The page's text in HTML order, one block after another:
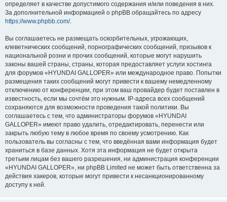
определяет в качестве допустимого содержания и/или поведения в них.
За дополнительной информацией о phpBB обращайтесь по адресу
https://www.phpbb.com/.
Вы соглашаетесь не размещать оскорбительных, угрожающих,
клеветнических сообщений, порнографических сообщений, призывов к
национальной розни и прочих сообщений, которые могут нарушить
законы вашей страны, страны, которая предоставляет услуги хостинга
для форумов «HYUNDAI GALLOPER» или международное право. Попытки
размещения таких сообщений могут привести к вашему немедленному
отключению от конференции, при этом ваш провайдер будет поставлен в
известность, если мы сочтём это нужным. IP-адреса всех сообщений
сохраняются для возможности проведения такой политики. Вы
соглашаетесь с тем, что администраторы форумов «HYUNDAI
GALLOPER» имеют право удалить, отредактировать, перенести или
закрыть любую тему в любое время по своему усмотрению. Как
пользователь вы согласны с тем, что введённая вами информация будет
храниться в базе данных. Хотя эта информация не будет открыта
третьим лицам без вашего разрешения, ни администрация конференции
«HYUNDAI GALLOPER», ни phpBB Limited не может быть ответственна за
действия хакеров, которые могут привести к несанкционированному
доступу к ней.